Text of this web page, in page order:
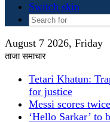
Switch skin
August 7 2026, Friday
ताजा समाचार
Tetari Khatun:
for justice
Messi scores
‘Hello Sarkar’ to